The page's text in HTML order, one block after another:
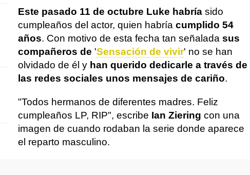
Este pasado 11 de octubre Luke habríasido
cumpleaños del actor, quien habría cumplido 54
años. Con motivo de esta fecha tan señalada sus
compañeros de 'Sensación de vivir' no se han
olvidado de él y han querido dedicarle a través de
las redes sociales unos mensajes de cariño.
"Todos hermanos de diferentes madres. Feliz
cumpleaños LP, RIP", escribe Ian Ziering con una
imagen de cuando rodaban la serie donde aparece
el reparto masculino.